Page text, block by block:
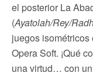
el posterior La
(Ayatolah/Rey/
juegos
Opera Soft. ¡Qué
una virtud… con